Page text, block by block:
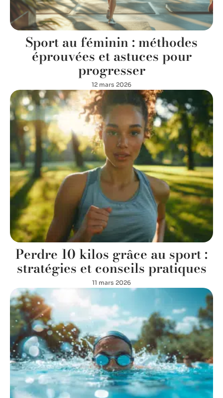
Sport au féminin : méthodes
éprouvées et astuces pour
progresser
12 mars 2026
Perdre 10 kilos grâce au sport :
stratégies et conseils pratiques
11 mars 2026